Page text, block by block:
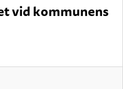
vid kommunens